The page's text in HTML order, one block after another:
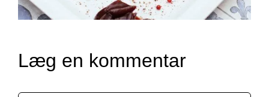
Læg en kommentar